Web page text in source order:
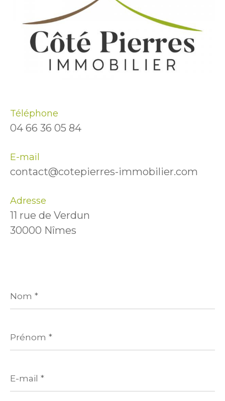
Téléphone
04 66 36 05 84
E-mail
contact@cotepierres-immobilier.com
Adresse
11 rue de Verdun
30000 Nîmes
*
*
mail
*